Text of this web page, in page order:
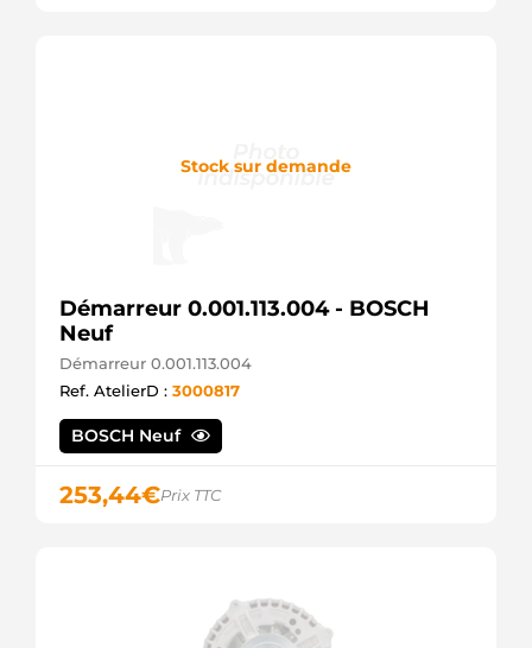
Stock sur demande
Démarreur 0.001.113.004 - BOSCH
Neuf
Démarreur 0.001.113.004
Ref. AtelierD : 3000817
BOSCH Neuf
253,44€Prix TTC